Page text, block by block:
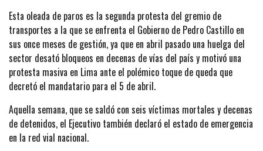
Esta oleada de paros es la segunda protesta del gremio de
transportes a la que se enfrenta el Gobierno de Pedro Castillo en
sus once meses de gestión, ya que en abril pasado una huelga del
sector desató bloqueos en decenas de vías del país y motivó una
protesta masiva en Lima ante el polémico toque de queda que
decretó el mandatario para el 5 de abril.
Aquella semana, que se saldó con seis víctimas mortales y decenas
de detenidos, el Ejecutivo también declaró el estado de emergencia
en la red vial nacional.